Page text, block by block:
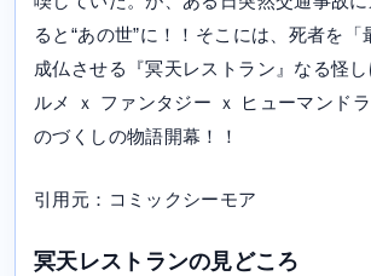
ると“あの世”に！！そこには、死者を「
成仏させる『冥天レストラン』なる怪
ルメ ｘ ファンタジー ｘ ヒューマンド
のづくしの物語開幕！！
引用元：コミックシーモア
冥天レストランの見どころ